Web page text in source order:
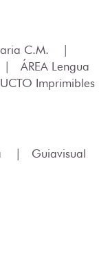
C.M.
ÁREA Lengua
Imprimibles
Guiavisual